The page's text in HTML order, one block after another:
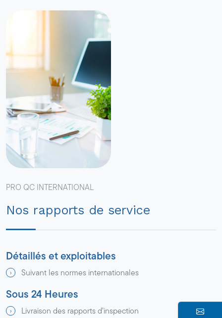
PRO QC INTERNATIONAL
Nos rapports de service
Détaillés et exploitables
Suivant les normes internationales
Sous 24 Heures
Livraison des rapports d’inspection